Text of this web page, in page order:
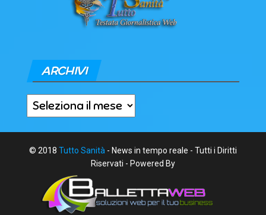
ARCHIVI
Archivi
© 2018 Tutto Sanità - News in tempo reale - Tutti i Diritti
Riservati - Powered By